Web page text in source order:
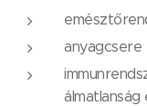
anyagcsere
álmatlanság